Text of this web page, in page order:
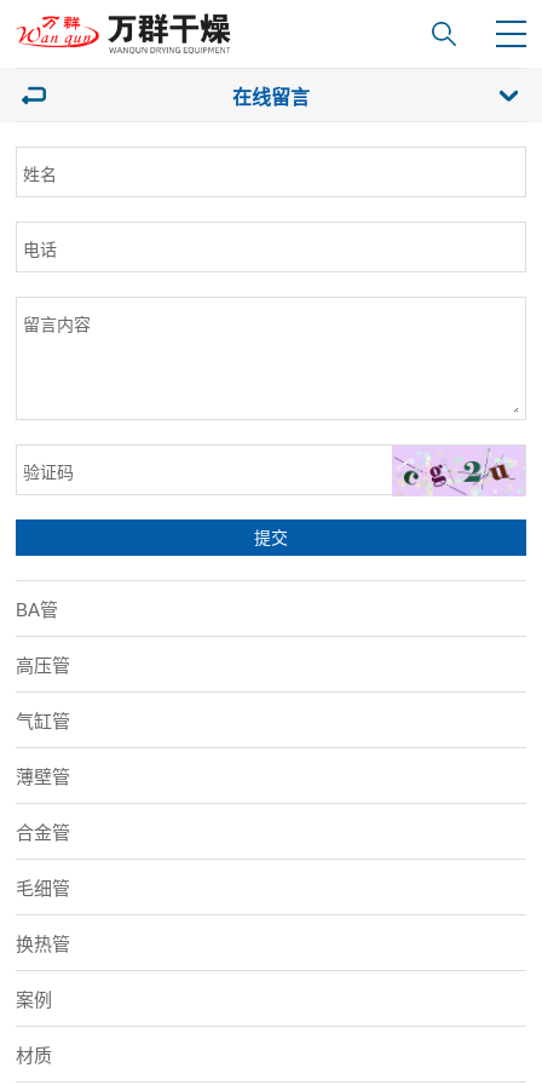
在线留言
姓名
电话
留言内容
验证码
BA管
高压管
气缸管
薄壁管
合金管
毛细管
换热管
案例
材质